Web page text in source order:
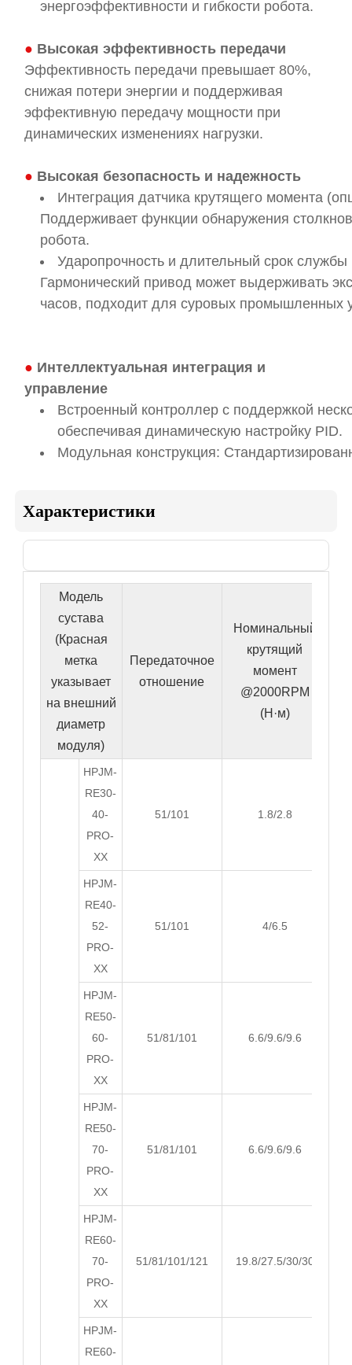
энергоэффективности и гибкости робота.
● Высокая эффективность передачи
Эффективность передачи превышает 80%,
снижая потери энергии и поддерживая
эффективную передачу мощности при
динамических изменениях нагрузки.
● Высокая безопасность и надежность
Интеграция датчика крутящего момента
Поддерживает функции обнаружения
робота.
Ударопрочность и длительный срок службы
Гармонический привод может выдерживать
часов, подходит для суровых промышленных
● Интеллектуальная интеграция и
управление
Встроенный контроллер с поддержкой
обеспечивая динамическую настройку PID.
Модульная конструкция:
Характеристики
Модель
сустава
(Красная
метка
указывает
на внешний
диаметр
модуля)
Передаточное
отношение
Номинальный
крутящий
момент
@2000RPM
(Н·м)
HPJM-
RE30-
40-
PRO-
XX
51/101 1.8/2.8
HPJM-
RE40-
52-
PRO-
XX
51/101 4/6.5
HPJM-
RE50-
60-
PRO-
XX
51/81/101 6.6/9.6/9.6
HPJM-
RE50-
70-
PRO-
XX
51/81/101 6.6/9.6/9.6
HPJM-
RE60-
70-
PRO-
XX
51/81/101/121 19.8/27.5/30/30
HPJM-
RE60-